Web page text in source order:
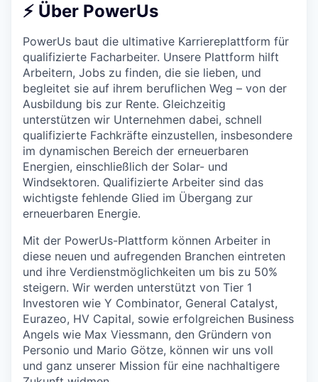
⚡ Über PowerUs
PowerUs baut die ultimative Karriereplattform für
qualifizierte Facharbeiter. Unsere Plattform hilft
Arbeitern, Jobs zu finden, die sie lieben, und
begleitet sie auf ihrem beruflichen Weg – von der
Ausbildung bis zur Rente. Gleichzeitig
unterstützen wir Unternehmen dabei, schnell
qualifizierte Fachkräfte einzustellen, insbesondere
im dynamischen Bereich der erneuerbaren
Energien, einschließlich der Solar- und
Windsektoren. Qualifizierte Arbeiter sind das
wichtigste fehlende Glied im Übergang zur
erneuerbaren Energie.
Mit der PowerUs-Plattform können Arbeiter in
diese neuen und aufregenden Branchen eintreten
und ihre Verdienstmöglichkeiten um bis zu 50%
steigern. Wir werden unterstützt von Tier 1
Investoren wie Y Combinator, General Catalyst,
Eurazeo, HV Capital, sowie erfolgreichen Business
Angels wie Max Viessmann, den Gründern von
Personio und Mario Götze, können wir uns voll
und ganz unserer Mission für eine nachhaltigere